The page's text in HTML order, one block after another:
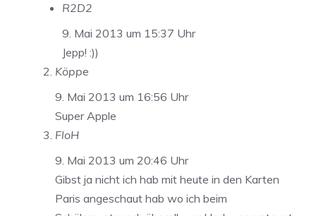
R2D2
9. Mai 2013 um 15:37 Uhr
Jepp! :))
Köppe
9. Mai 2013 um 16:56 Uhr
Super Apple
FloH
9. Mai 2013 um 20:46 Uhr
Gibst ja nicht ich hab mit heute in den Karten
Paris angeschaut hab wo ich beim